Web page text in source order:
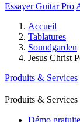
Essayer Guitar Pro
Accueil
Tablatures
Soundgarden
Jesus Christ
Produits & Services
Produits & Services
Démo gratuite